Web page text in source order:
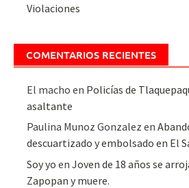
Violaciones
COMENTARIOS RECIENTES
El macho en Policías de
asaltante
Paulina Munoz Gonzalez en
descuartizado y embolsado en El
Soy yo enJoven de 18 años se
Zapopan y muere.